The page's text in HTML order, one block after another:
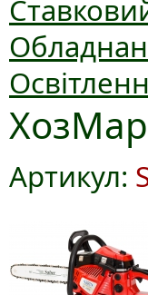
Артикул: